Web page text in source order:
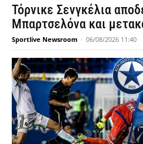
Τόρνικε Σενγκέλια
Μπαρτσελόνα και
Sportlive Newsroom - 06/08/2026 11:40